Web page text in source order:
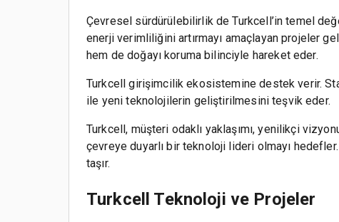
Çevresel sürdürülebilirlik de Turkcell’in temel
enerji verimliliğini artırmayı amaçlayan projeler
hem de doğayı koruma bilinciyle hareket eder.
Turkcell girişimcilik ekosistemine destek verir.
ile yeni teknolojilerin geliştirilmesini teşvik eder.
Turkcell, müşteri odaklı yaklaşımı, yenilikçi
çevreye duyarlı bir teknoloji lideri olmayı
taşır.
Turkcell Teknoloji ve Projeler